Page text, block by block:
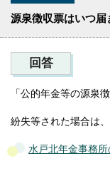
源泉徴収票はいつ届
回答
「公的年金等の源泉
紛失等された場合は
水戸北年金事務所